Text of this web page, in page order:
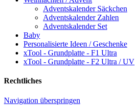
Adventskalender Säckchen
Adventskalender Zahlen
Adventskalender Set
Baby
Personalisierte Ideen / Geschenke
xTool - Grundplatte - F1 Ultra
xTool - Grundplatte - F2 Ultra / UV
Rechtliches
Navigation überspringen